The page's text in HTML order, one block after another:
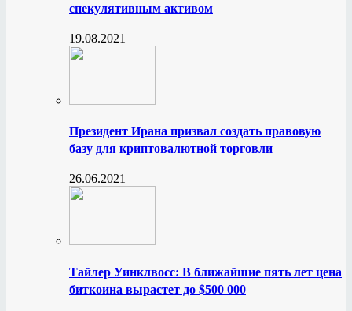
спекулятивным активом
19.08.2021
Президент Ирана призвал создать правовую
базу для криптовалютной торговли
26.06.2021
Тайлер Уинклвосс: В ближайшие пять лет цена
биткоина вырастет до $500 000